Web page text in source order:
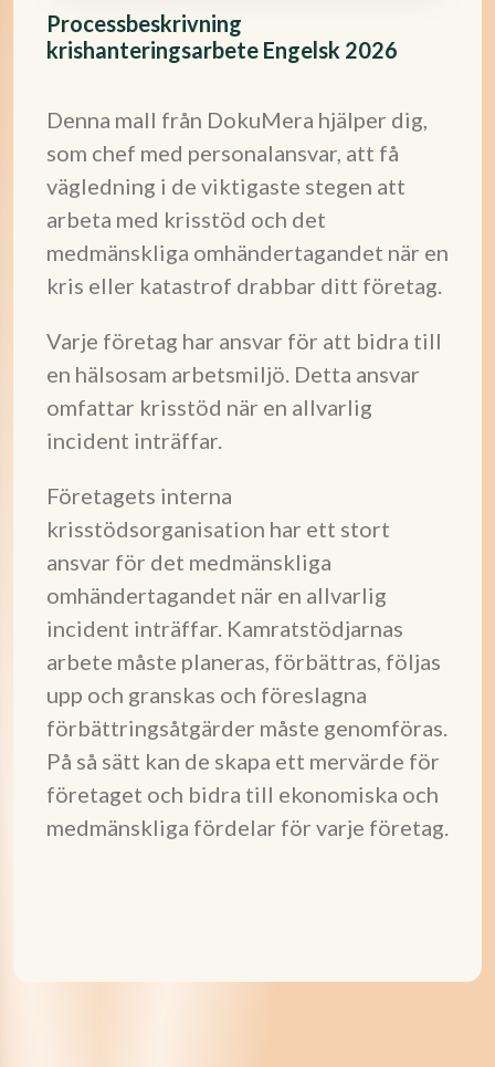
Processbeskrivning
krishanteringsarbete Engelsk 2026
Denna mall från DokuMera hjälper dig,
som chef med personalansvar, att få
vägledning i de viktigaste stegen att
arbeta med krisstöd och det
medmänskliga omhändertagandet när en
kris eller katastrof drabbar ditt företag.
Varje företag har ansvar för att bidra till
en hälsosam arbetsmiljö. Detta ansvar
omfattar krisstöd när en allvarlig
incident inträffar.
Företagets interna
krisstödsorganisation har ett stort
ansvar för det medmänskliga
omhändertagandet när en allvarlig
incident inträffar. Kamratstödjarnas
arbete måste planeras, förbättras, följas
upp och granskas och föreslagna
förbättringsåtgärder måste genomföras.
På så sätt kan de skapa ett mervärde för
företaget och bidra till ekonomiska och
medmänskliga fördelar för varje företag.